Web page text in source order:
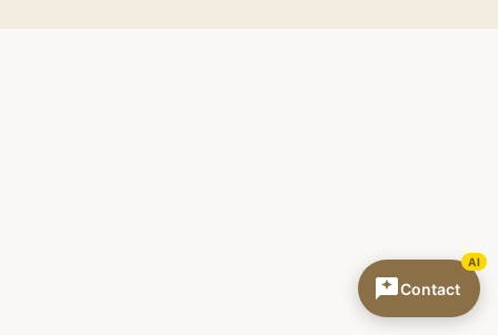
Contact
AI